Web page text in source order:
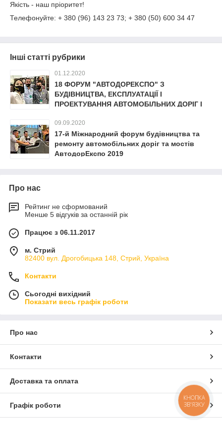
Якість - наш пріоритет!
Телефонуйте: + 380 (96) 143 23 73; + 380 (50) 600 34 47
Інші статті рубрики
01.12.2020
18 ФОРУМ "АВТОДОРЕКСПО" З
БУДІВНИЦТВА, ЕКСПЛУАТАЦІЇ І
ПРОЕКТУВАННЯ АВТОМОБІЛЬНИХ ДОРІГ I
09.09.2020
17-й Міжнародний форум будівництва та
ремонту автомобільних доріг та мостів
АвтодорЕкспо 2019
Про нас
Рейтинг не сформований
Менше 5 відгуків за останній рік
Працює з 06.11.2017
м. Стрий
82400 вул. Дрогобицька 148, Стрий, Україна
Контакти
Сьогодні вихідний
Показати весь графік роботи
Про нас
Контакти
Доставка та оплата
Графік роботи
КНОПКА
ЗВ'ЯЗКУ